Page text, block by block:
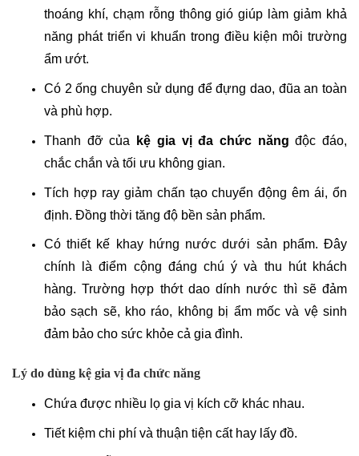
thoáng khí, chạm rỗng thông gió giúp làm giảm khả
năng phát triển vi khuẩn trong điều kiện môi trường
ẩm ướt.
Có 2 ống chuyên sử dụng để đựng dao, đũa an toàn
và phù hợp.
Thanh đỡ của kệ gia vị đa chức năng độc đáo,
chắc chắn và tối ưu không gian.
Tích hợp ray giảm chấn tạo chuyển động êm ái, ổn
định. Đồng thời tăng độ bền sản phẩm.
Có thiết kế khay hứng nước dưới sản phẩm. Đây
chính là điểm cộng đáng chú ý và thu hút khách
hàng. Trường hợp thớt dao dính nước thì sẽ đảm
bảo sạch sẽ, kho ráo, không bị ẩm mốc và vệ sinh
đảm bảo cho sức khỏe cả gia đình.
Lý do dùng kệ gia vị đa chức năng
Chứa được nhiều lọ gia vị kích cỡ khác nhau.
Tiết kiệm chi phí và thuận tiện cất hay lấy đồ.